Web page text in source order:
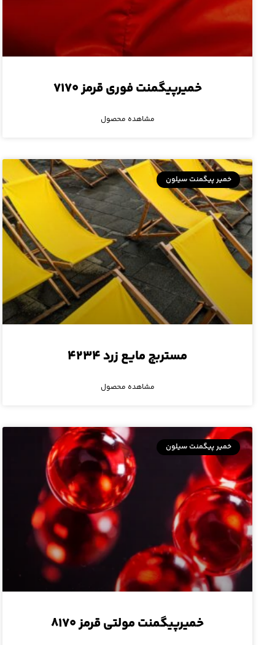
خمیرپیگمنت فوری قرمز ۷۱۷۰
مشاهده محصول
خمیر پیگمنت سیلون
مستربچ مایع زرد ۴۲۳۴
مشاهده محصول
خمیر پیگمنت سیلون
خمیرپیگمنت مولتی قرمز ۸۱۷۰